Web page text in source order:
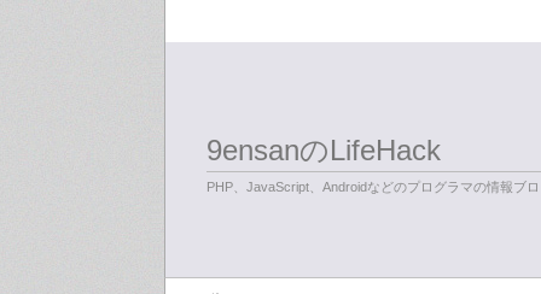
9ensanのLifeHack
PHP、JavaScript、Androidなどのプログラマの情報ブ